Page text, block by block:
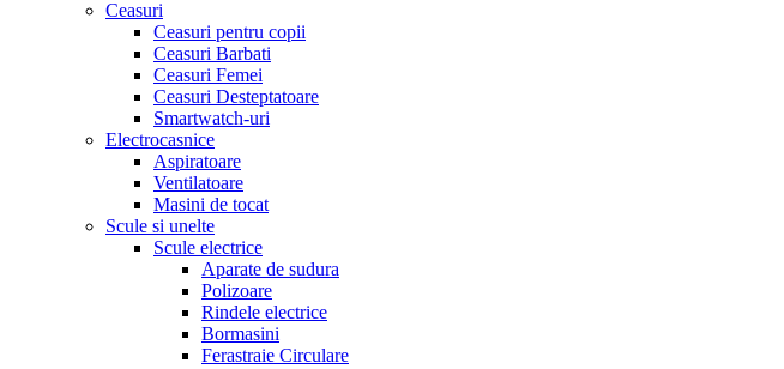
Ceasuri
Ceasuri pentru copii
Ceasuri Barbati
Ceasuri Femei
Ceasuri Desteptatoare
Smartwatch-uri
Electrocasnice
Aspiratoare
Ventilatoare
Masini de tocat
Scule si unelte
Scule electrice
Aparate de sudura
Polizoare
Rindele electrice
Bormasini
Ferastraie Circulare